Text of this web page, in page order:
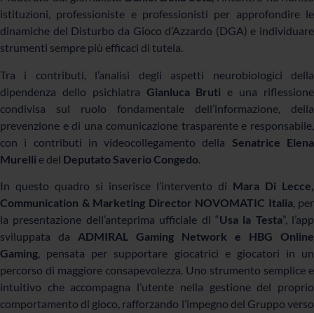
istituzioni, professioniste e professionisti per approfondire le
dinamiche del Disturbo da Gioco d’Azzardo (DGA) e individuare
strumenti sempre più efficaci di tutela.
Tra i contributi, l’analisi degli aspetti neurobiologici della
dipendenza dello psichiatra Gianluca Bruti e una riflessione
condivisa sul ruolo fondamentale dell’informazione, della
prevenzione e di una comunicazione trasparente e responsabile,
con i contributi in videocollegamento della Senatrice Elena
Murelli e del Deputato Saverio Congedo
In questo quadro si inserisce l’intervento di Mara Di Lecce,
Communication & Marketing Director NOVOMATIC Italia, per
la presentazione dell’anteprima ufficiale di “Usa la Testa”, l’app
sviluppata da ADMIRAL Gaming Network e HBG Online
Gaming, pensata per supportare giocatrici e giocatori in un
percorso di maggiore consapevolezza. Uno strumento semplice e
intuitivo che accompagna l’utente nella gestione del proprio
comportamento di gioco, rafforzando l’impegno del Gruppo verso